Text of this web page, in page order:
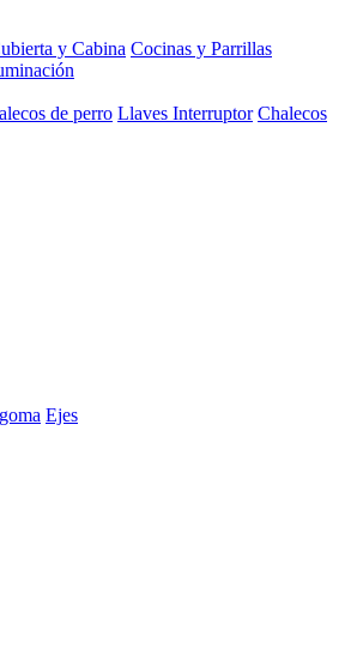
y Cabina Cocinas y Parrillas
de perro Llaves Interruptor Chalecos
Ejes